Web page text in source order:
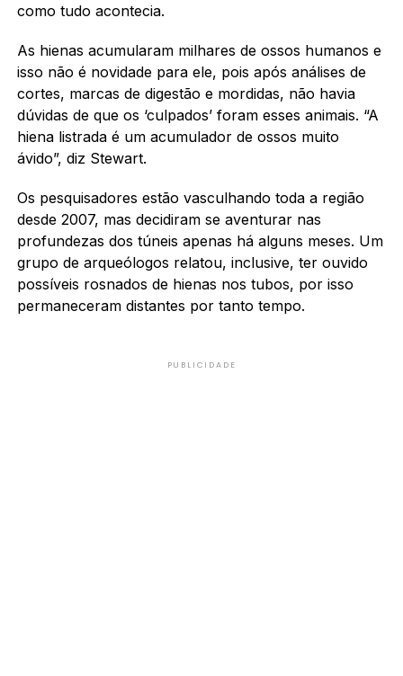
como tudo acontecia.
As hienas acumularam milhares de ossos humanos e
isso não é novidade para ele, pois após análises de
cortes, marcas de digestão e mordidas, não havia
dúvidas de que os ‘culpados’ foram esses animais. “A
hiena listrada é um acumulador de ossos muito
ávido”, diz Stewart.
Os pesquisadores estão vasculhando toda a região
desde 2007, mas decidiram se aventurar nas
profundezas dos túneis apenas há alguns meses. Um
grupo de arqueólogos relatou, inclusive, ter ouvido
possíveis rosnados de hienas nos tubos, por isso
permaneceram distantes por tanto tempo.
PUBLICIDADE